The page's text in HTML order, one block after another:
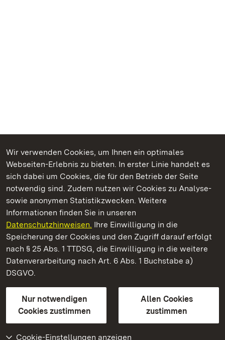
Wir verwenden Cookies, um Ihnen ein optimales
Webseiten-Erlebnis zu bieten. In erster Linie handelt es
sich dabei um Cookies, die für den Betrieb der Seite
notwendig sind. Zudem nutzen wir Cookies zu Analyse-
sowie anonymen Statistikzwecken. Weitere
Informationen finden Sie in unseren
Datenschutzhinweisen. Ihre Einwilligung in die
Speicherung der Cookies und den Zugriff darauf erfolgt
nach § 25 Abs. 1 TTDSG, die Einwilligung in die weitere
Datenverarbeitung nach Art. 6 Abs. 1 Buchstabe a)
DSGVO.
Nur notwendigen
Cookies zustimmen
Allen Cookies
zustimmen
Cookie-Einstellungen anzeigen
Kommen. Staunen. Genießen.
Residenzschloss Ludwigsburg
Staatliche Schlösser und Gärten Baden-Württemberg
Kontakt
GebärdenspracheLeichte Sprache
Erklärung zur Barrierefreiheit
BITV-konform (geprüfte Seiten)